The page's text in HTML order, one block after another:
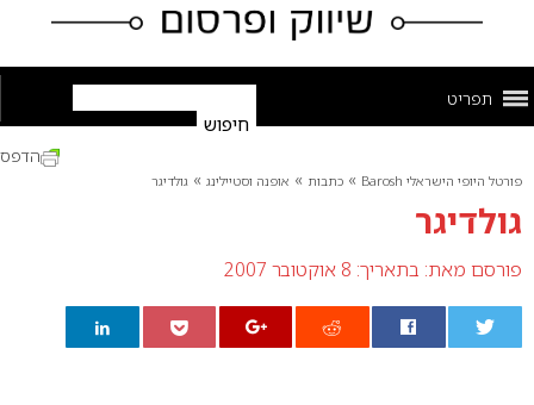
תפריט
פורטל היופי הישראלי Barosh » כתבות » אופנה וסטיילינג » גולדיגר
גולדיגר
פורסם מאת: בתאריך: 8 אוקטובר 2007
הדפס